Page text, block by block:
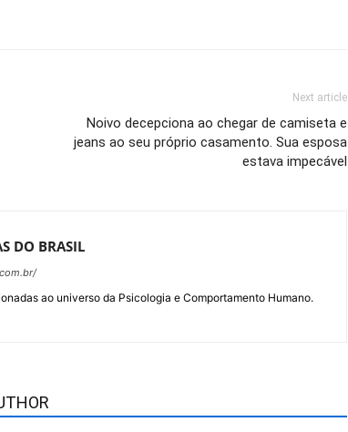
Next article
Noivo decepciona ao chegar de camiseta e
jeans ao seu próprio casamento. Sua esposa
estava impecável
DO BRASIL
ao universo da Psicologia e Comportamento Humano.